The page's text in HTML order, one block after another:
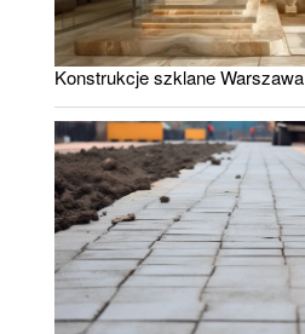
Konstrukcje szklane Warszawa